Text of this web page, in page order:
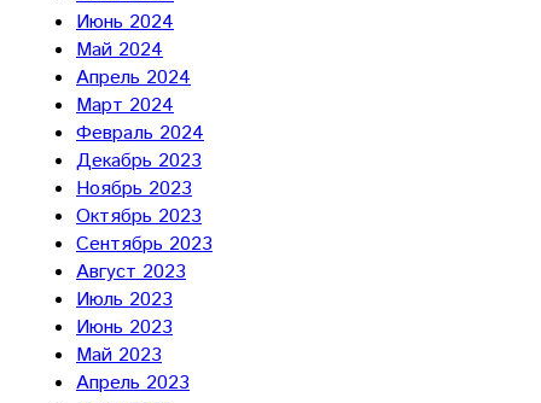
Июнь 2024
Май 2024
Апрель 2024
Март 2024
Февраль 2024
Декабрь 2023
Ноябрь 2023
Октябрь 2023
Сентябрь 2023
Август 2023
Июль 2023
Июнь 2023
Май 2023
Апрель 2023